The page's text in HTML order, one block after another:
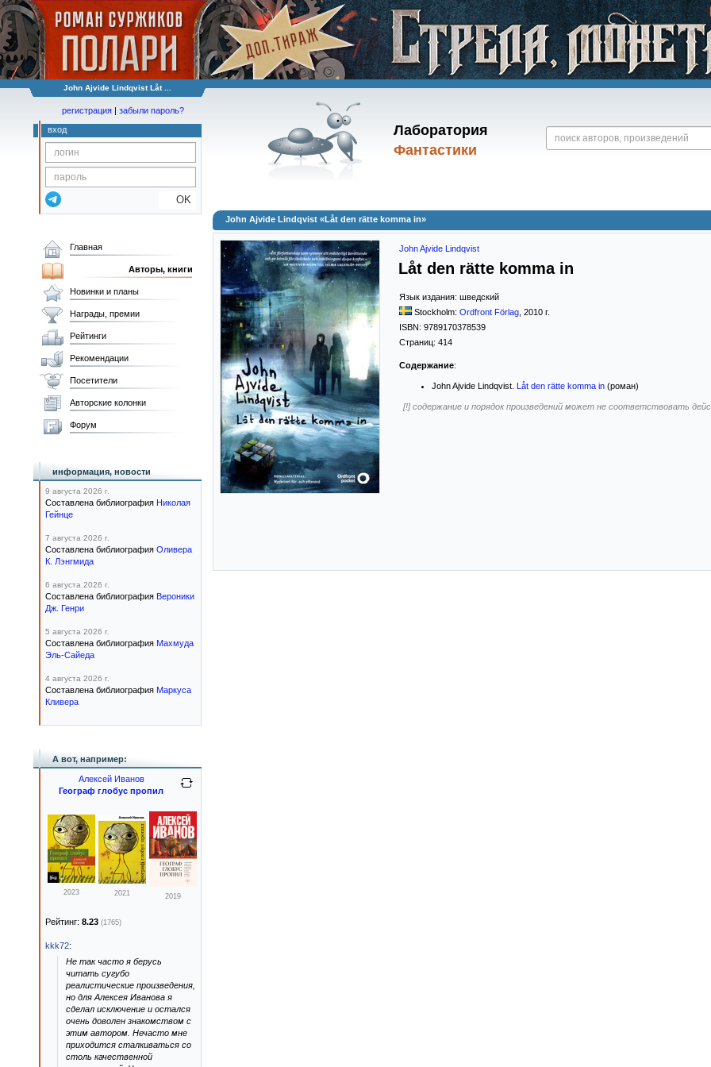
John Ajvide Lindqvist Låt ...
Лаборатория
Фантастики
регистрация | забыли пароль?
вход
OK
John Ajvide Lindqvist «Låt den rätte komma in»
John Ajvide Lindqvist
Låt den rätte komma in
Язык издания: шведский
Stockholm: Ordfront Förlag 2010 г.
ISBN: 9789170378539
Страниц: 414
Содержание:
John Ajvide Lindqvist. Låt den rätte komma in (роман)
[!] содержание и порядок произведений может не соответствовать
Главная
Авторы, книги
Новинки и планы
Награды, премии
Рейтинги
Рекомендации
Посетители
Авторские колонки
Форум
информация, новости
9 августа 2026 г.
Составлена библиография Николая
Гейнце
7 августа 2026 г.
Составлена библиография Оливера
К. Лэнгмида
6 августа 2026 г.
Составлена библиография Вероники
Дж. Генри
5 августа 2026 г.
Составлена библиография Махмуда
Эль-Сайеда
4 августа 2026 г.
Составлена библиография Маркуса
Кливера
А вот, например:
Алексей Иванов
Географ глобус пропил
2023 2021 2019
Рейтинг: 8.23 (1765)
kkk72:
Не так часто я берусь
читать сугубо
реалистические произведения,
но для Алексея Иванова я
сделал исключение и остался
очень доволен знакомством с
этим автором. Нечасто мне
приходится сталкиваться со
столь качественной